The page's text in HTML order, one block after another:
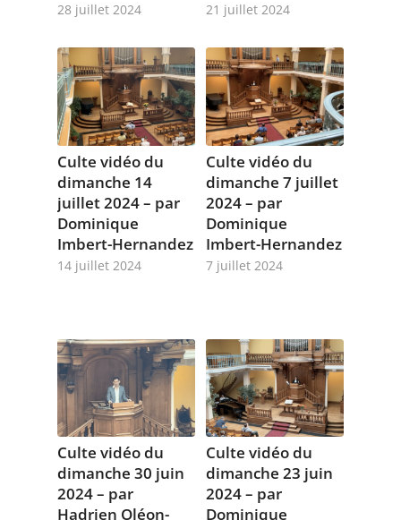
28 juillet 2024 21 juillet 2024
Culte vidéo du
dimanche 14
juillet 2024 – par
Dominique
Imbert-Hernandez
14 juillet 2024
Culte vidéo du
dimanche 7 juillet
2024 – par
Dominique
Imbert-Hernandez
7 juillet 2024
Culte vidéo du
dimanche 30 juin
2024 – par
Hadrien Oléon-
Culte vidéo du
dimanche 23 juin
2024 – par
Dominique